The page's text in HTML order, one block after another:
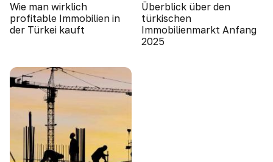
Wie man wirklich
profitable Immobilien in
der Türkei kauft
Überblick über den
türkischen
Immobilienmarkt Anfang
2025